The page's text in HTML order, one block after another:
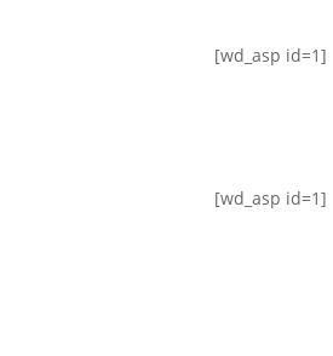
[wd_asp id=1]
[wd_asp id=1]